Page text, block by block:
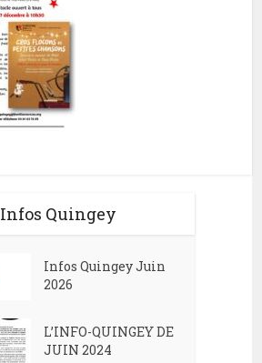
Infos Quingey
Infos Quingey Juin
2026
L’INFO-QUINGEY DE
JUIN 2024